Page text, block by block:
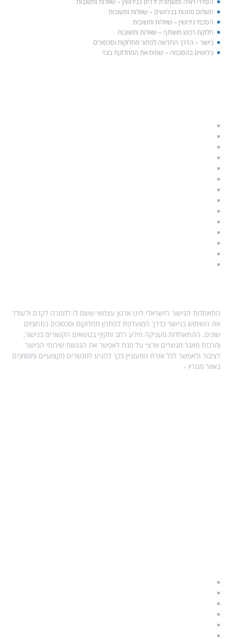
תשלום מזונות בגירושים – שאלות ותשובות
הסכמי גירושין – שאלות ותשובות
חלוקת רכוש משותף – שאלות ותשובות
גישור – הדרך החדשה לפתור מחלוקות וסכסוכים
גירושים בהסכמה – שמים את המחלוקת בצד
התאחדות הגישור הישראלי הינו ארגון עצמאי ששם לו למטרה לקדם ולעודד
את השימוש בגישור כדרך המועדפת לפתרון מחלוקות וסכסוכים בתחומים
שונים. ההתאחדות מעניקה מידע רחב ומקיף בנושאים הקשורים בגישור,
ומרכזת מאגר מגשרים ארצי על מנת לאפשר את הנגשת שירותי הגישור
לציבור ולאפשר לכל אזרח המעוניין בכך להגיע למגשרים מקצועיים ומוסמכים
באזור מגוריו -